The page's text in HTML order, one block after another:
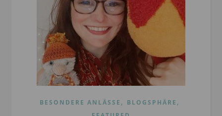
BESONDERE ANLÄSSE , BLOGSPHÄRE ,